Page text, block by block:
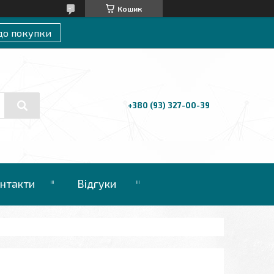
Кошик
покупки
+380 (93) 327-00-39
Відгуки